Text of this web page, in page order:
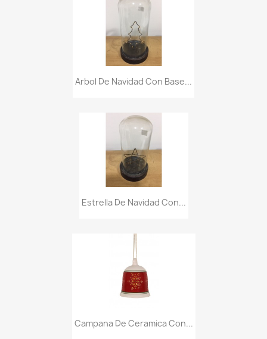
Arbol De Navidad Con Base...
Estrella De Navidad Con...
Campana De Ceramica Con...